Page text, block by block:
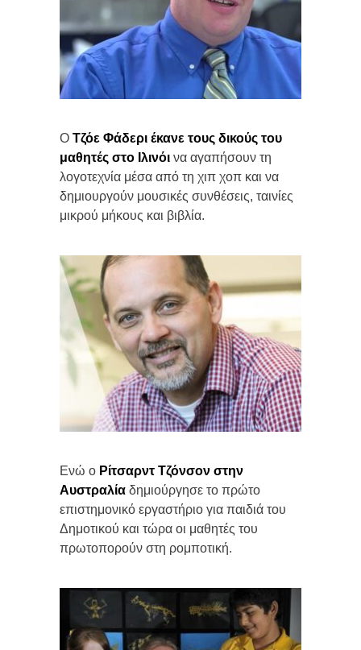
Ο Τζόε Φάδερι έκανε τους δικούς του
μαθητές στο Ιλινόι να αγαπήσουν τη
λογοτεχνία μέσα από τη χιπ χοπ και να
δημιουργούν μουσικές συνθέσεις, ταινίες
μικρού μήκους και βιβλία.
Ενώ ο Ρίτσαρντ Τζόνσον στην
Αυστραλία δημιούργησε το πρώτο
επιστημονικό εργαστήριο για παιδιά του
Δημοτικού και τώρα οι μαθητές του
πρωτοπορούν στη ρομποτική.